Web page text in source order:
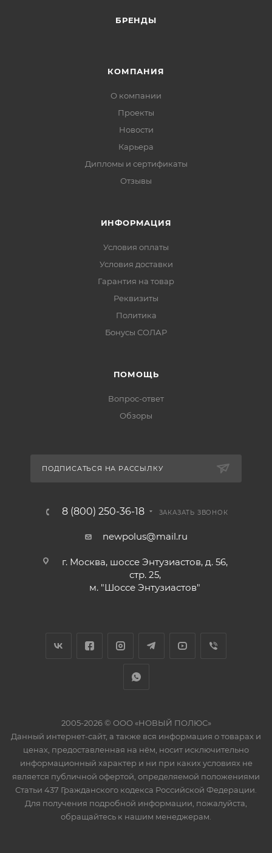
БРЕНДЫ
КОМПАНИЯ
О компании
Проекты
Новости
Карьера
Дипломы и сертификаты
Отзывы
ИНФОРМАЦИЯ
Условия оплаты
Условия доставки
Гарантия на товар
Реквизиты
Политика
Бонусы СОЛАР
ПОМОЩЬ
Вопрос-ответ
Обзоры
ПОДПИСАТЬСЯ НА РАССЫЛКУ
8 (800) 250-36-18 ЗАКАЗАТЬ ЗВОНОК
newpolus@mail.ru
г. Москва, шоссе Энтузиастов, д. 56,
стр. 25,
м. "Шоссе Энтузиастов"
2005-2026 © ООО «НОВЫЙ ПОЛЮС»
Данный интернет-сайт, а также вся информация о товарах и
ценах, предоставленная на нём, носит исключительно
информационный характер и ни при каких условиях не
является публичной офертой, определяемой положениями
Статьи 437 Гражданского кодекса Российской Федерации.
Для получения подробной информации, пожалуйста,
обращайтесь к нашим менеджерам.